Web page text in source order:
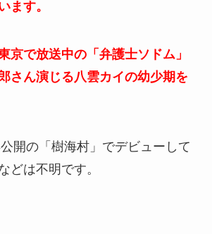
ます。
京で放送中の「弁護士ソドム」
さん演じる八雲カイの幼少期を
開の「樹海村」でデビューして
どは不明です。